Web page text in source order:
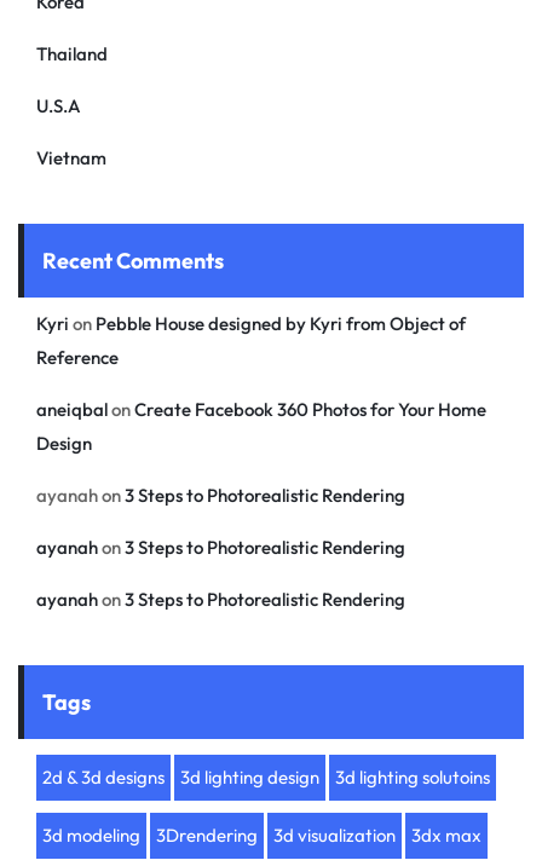
Thailand
U.S.A
Vietnam
Recent Comments
Kyri on Pebble House designed by Kyri from Object of
Reference
aneiqbalonCreate Facebook 360 Photos for Your Home
Design
ayanahon3 Steps to Photorealistic Rendering
ayanahon3 Steps to Photorealistic Rendering
ayanahon3 Steps to Photorealistic Rendering
Tags
2d & 3d designs 3d lighting design 3d lighting solutoins
3d modeling 3Drendering 3d visualization 3dx max